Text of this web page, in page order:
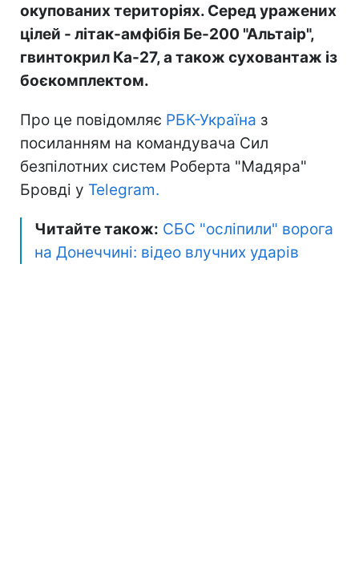
окупованих територіях. Серед уражених
цілей - літак-амфібія Бе-200 "Альтаір",
гвинтокрил Ка-27, а також суховантаж із
боєкомплектом.
Про це повідомляє РБК-Україна з
посиланням на командувача Сил
безпілотних систем Роберта "Мадяра"
Бровді у Telegram.
Читайте також: СБС "осліпили" ворога
на Донеччині: відео влучних ударів